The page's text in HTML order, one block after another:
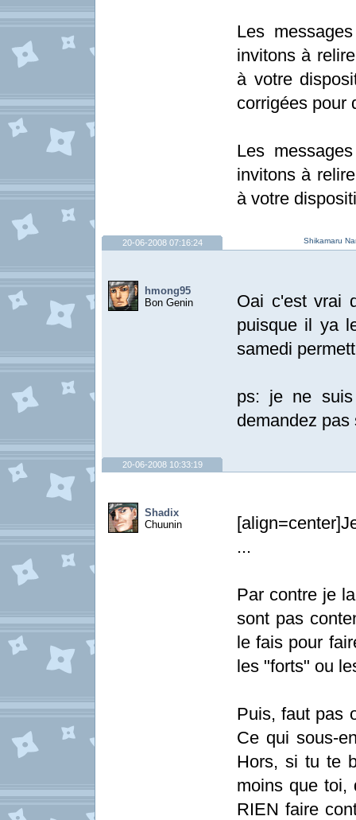
Les
invitons à
à votre
corrigées pour
Les
invitons à
à votre
Shikamaru
20-06-2008 07:16:24
hmong95
Bon Genin
Oai c'est vrai
puisque il ya
samedi
ps: je ne
demandez
20-06-2008 10:33:19
Shadix
Chuunin
...
Par contre je
sont pas
le fais pour
les "forts" ou
Puis, faut pas
Ce qui sous-
Hors, si tu te
moins que toi,
RIEN faire